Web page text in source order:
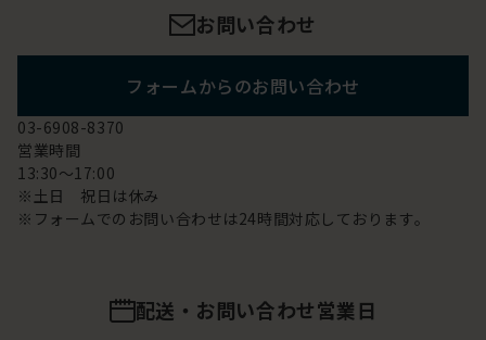
お問い合わせ
フォームからのお問い合わせ
03-6908-8370
営業時間
13:30～17:00
※土日 祝日は休み
※フォームでのお問い合わせは24時間対応しております。
配送・お問い合わせ営業日